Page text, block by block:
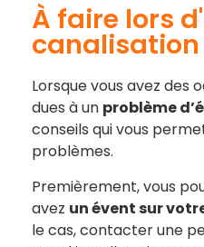
À faire lors
canalisation
Lorsque vous avez des
dues à un problème
conseils qui vous
problèmes.
Premièrement, vous
avez un évent sur
le cas, contacter une